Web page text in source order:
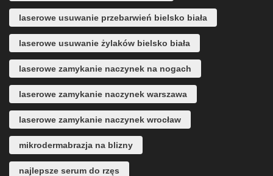
laserowe usuwanie przebarwień bielsko biała
laserowe usuwanie żylaków bielsko biała
laserowe zamykanie naczynek na nogach
laserowe zamykanie naczynek warszawa
laserowe zamykanie naczynek wrocław
mikrodermabrazja na blizny
najlepsze serum do rzęs